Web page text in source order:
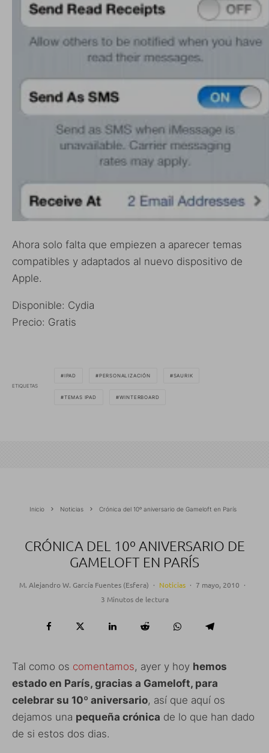
Ahora solo falta que empiezen a aparecer temas
compatibles y adaptados al nuevo dispositivo de
Apple.
Disponible: Cydia
Precio: Gratis
ETIQUETAS
IPAD PERSONALIZACIÓN SAURIK
TEMAS IPAD WINTERBOARD
Inicio Noticias Crónica del 10º aniversario de Gameloft en París
CRÓNICA DEL 10º ANIVERSARIO DE
GAMELOFT EN PARÍS
M. Alejandro W. García Fuentes (Esfera) · Noticias · 7 mayo, 2010 ·
3 Minutos de lectura
Tal como os comentamos, ayer y hoy hemos
estado en París, gracias a Gameloft, para
celebrar su 10º aniversario, así que aquí os
dejamos una pequeña crónica de lo que han dado
de si estos dos dias.